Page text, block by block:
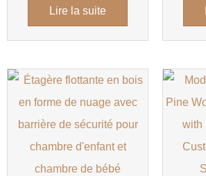
Lire la suite